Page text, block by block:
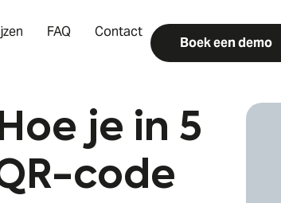
FAQ Contact
Boek een demo
je in 5
code